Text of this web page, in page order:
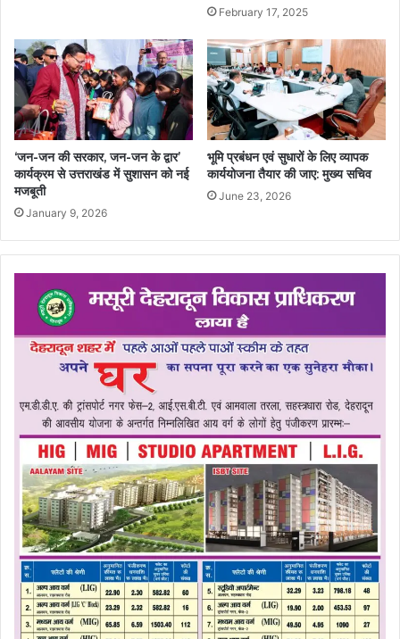
February 17, 2025
‘जन-जन की सरकार, जन-जन के द्वार’
कार्यक्रम से उत्तराखंड में सुशासन को नई
मजबूती
January 9, 2026
भूमि प्रबंधन एवं सुधारों के लिए व्यापक
कार्ययोजना तैयार की जाए: मुख्य सचिव
June 23, 2026